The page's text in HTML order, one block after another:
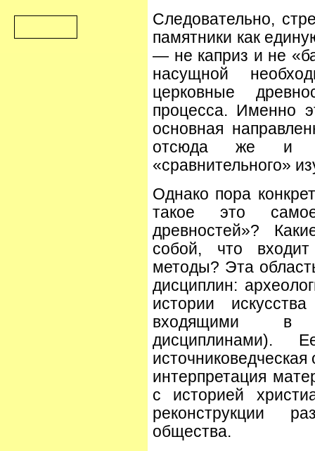
Следовательно,
памятники как
— не каприз и не
насущной
церковные
процесса. Именно
основная
отсюда же и
«сравнительного»
Однако пора
такое это самое
древностей»?
собой, что
методы? Эта
дисциплин:
истории
входящими в
дисциплинами).
интерпретация
с историей
реконструкции
общества.